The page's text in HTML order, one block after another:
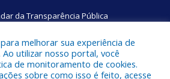
da Transparência Pública
melhorar sua experiência de
utilizar nosso portal, você
de monitoramento de cookies.
sobre como isso é feito, acesse